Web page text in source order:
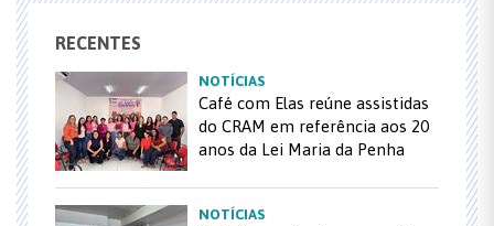
RECENTES
NOTÍCIAS
Café com Elas reúne assistidas
do CRAM em referência aos 20
anos da Lei Maria da Penha
NOTÍCIAS